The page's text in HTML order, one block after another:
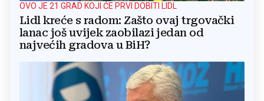
OVO JE 21 GRAD KOJI ĆE PRVI DOBITI LIDL
Lidl kreće s radom: Zašto ovaj trgovački
lanac još uvijek zaobilazi jedan od
najvećih gradova u BiH?